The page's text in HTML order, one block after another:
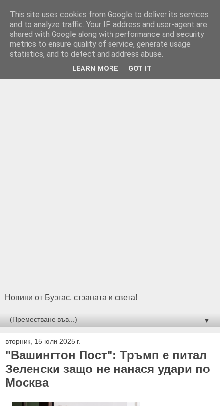
Новини от Бургас, страната и света!
▼
вторник, 15 юли 2025 г.
"Вашингтон Пост": Тръмп е питал
Зеленски защо не нанася удари по
Москва
This site uses cookies from Google to deliver its services
and to analyze traffic. Your IP address and user-agent are
shared with Google along with performance and security
metrics to ensure quality of service, generate usage
statistics, and to detect and address abuse.
LEARN MORE GOT IT